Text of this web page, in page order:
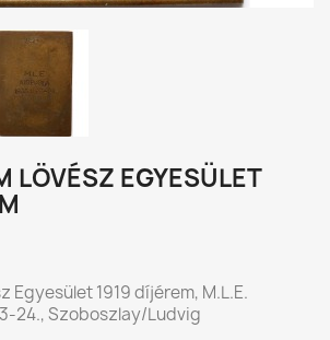
LÖVÉSZ EGYESÜLET
Egyesület 1919 díjérem, M.L.E.
24., Szoboszlay/Ludvig